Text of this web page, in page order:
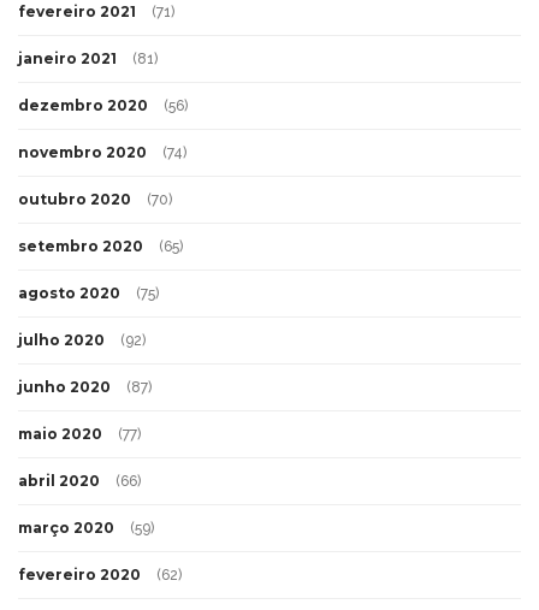
fevereiro 2021 (71)
janeiro 2021 (81)
dezembro 2020 (56)
novembro 2020 (74)
outubro 2020 (70)
setembro 2020 (65)
agosto 2020 (75)
julho 2020 (92)
junho 2020 (87)
maio 2020 (77)
abril 2020 (66)
março 2020 (59)
fevereiro 2020 (62)